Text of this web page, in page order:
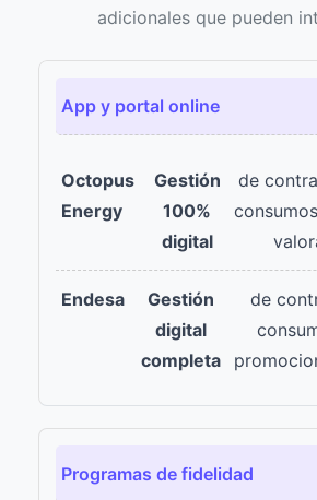
adicionales que pueden
App y portal online
Gestión
100%
digital
de
Gestión
digital
completa
de
Programas de fidelidad